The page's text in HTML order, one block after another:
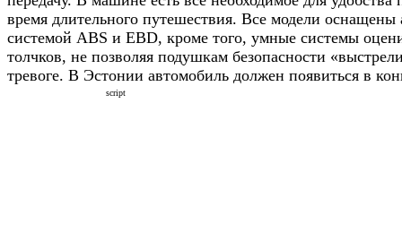
время длительного путешествия. Все модели оснащены
системой ABS и EBD, кроме того, умные системы
толчков, не позволяя подушкам безопасности
тревоге. В Эстонии автомобиль должен появиться в
script